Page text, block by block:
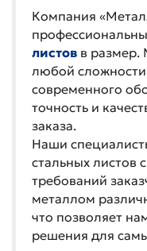
Компания
листов в
любой
современного
точность и
заказа.
Наши
стальных листов
требований
металлом
что позволяет
решения для